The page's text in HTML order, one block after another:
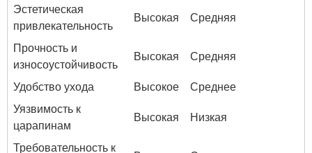
Эстетическая
привлекательность
Высокая
Средняя
Прочность и
износоустойчивость
Высокая
Средняя
Удобство ухода
Высокое
Среднее
Уязвимость к
царапинам
Высокая
Низкая
Требовательность к